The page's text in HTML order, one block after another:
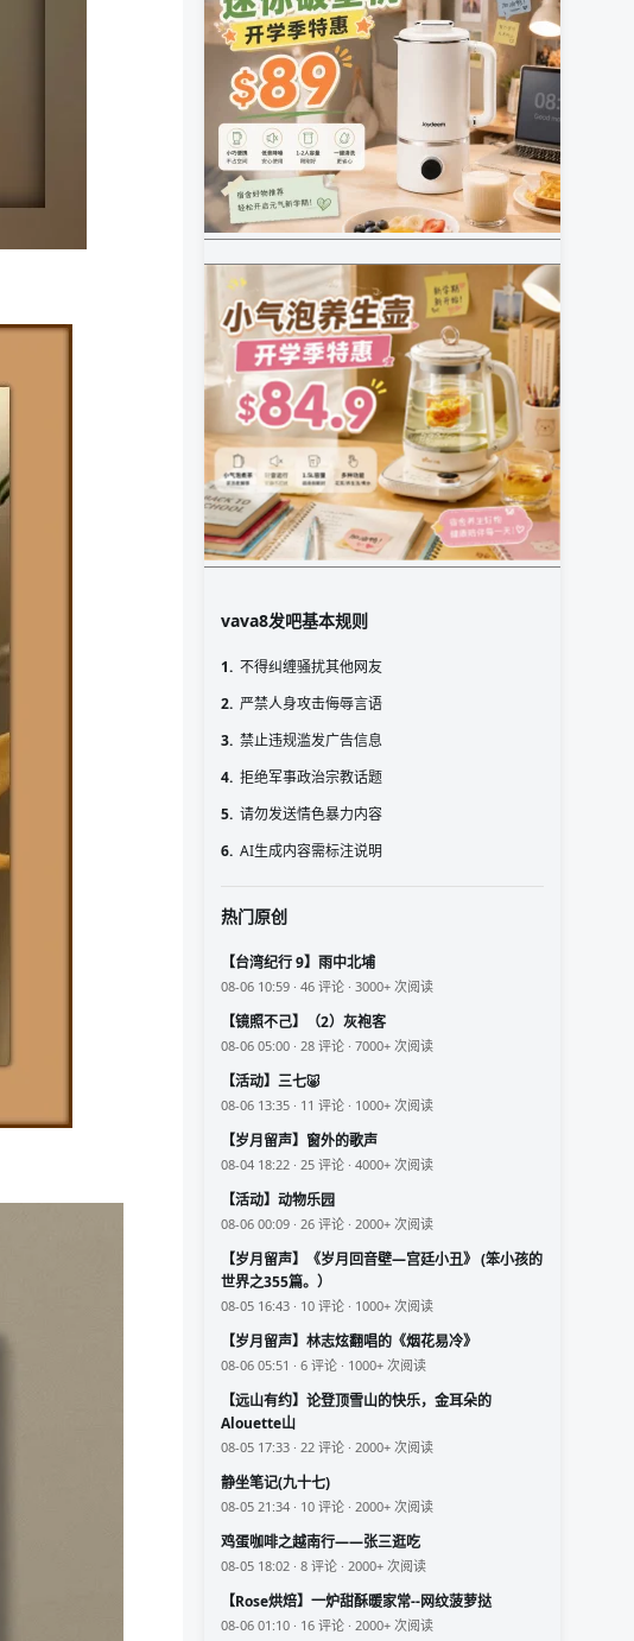
vava8发吧基本规则
1. 不得纠缠骚扰其他网友
2. 严禁人身攻击侮辱言语
3. 禁止违规滥发广告信息
4. 拒绝军事政治宗教话题
5. 请勿发送情色暴力内容
6. AI生成内容需标注说明
热门原创
【台湾纪行 9】雨中北埔
08-06 10:59 · 46 评论 · 3000+ 次阅读
【镜照不己】（2）灰袍客
08-06 05:00 · 28 评论 · 7000+ 次阅读
【活动】三七🐷
08-06 13:35 · 11 评论 · 1000+ 次阅读
【岁月留声】窗外的歌声
08-04 18:22 · 25 评论 · 4000+ 次阅读
【活动】动物乐园
08-06 00:09 · 26 评论 · 2000+ 次阅读
【岁月留声】《岁月回音壁—宫廷小丑》 (笨小孩的
世界之355篇。）
08-05 16:43 · 10 评论 · 1000+ 次阅读
【岁月留声】林志炫翻唱的《烟花易冷》
08-06 05:51 · 6 评论 · 1000+ 次阅读
【远山有约】论登顶雪山的快乐，金耳朵的
Alouette山
08-05 17:33 · 22 评论 · 2000+ 次阅读
静坐笔记(九十七)
08-05 21:34 · 10 评论 · 2000+ 次阅读
鸡蛋咖啡之越南行——张三逛吃
08-05 18:02 · 8 评论 · 2000+ 次阅读
【Rose烘焙】一炉甜酥暖家常--网纹菠萝挞
08-06 01:10 · 16 评论 · 2000+ 次阅读